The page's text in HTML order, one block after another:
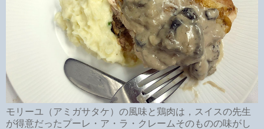
モリーユ（アミガサタケ）の風味と鶏肉は，スイスの先生
が得意だったプーレ・ア・ラ・クレームそのものの味がし